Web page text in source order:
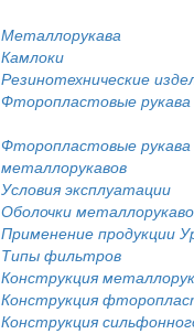
Металлорукава
Камлоки
Резинотехнические
Фторопластовые рукава
Фторопластовые
металлорукавов
Условия эксплуатации
Оболочки
Применение продукции
Типы фильтров
Конструкция
Конструкция
Конструкция